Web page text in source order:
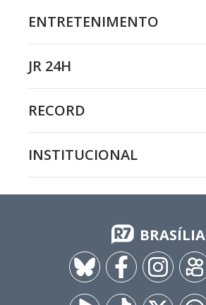
ENTRETENIMENTO
JR 24H
RECORD
INSTITUCIONAL
BRASÍLIA